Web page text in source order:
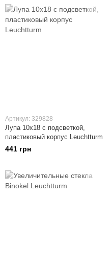
Артикул: 329828
Лупа 10x18 с подсветкой,
пластиковый корпус Leuchtturm
441 грн